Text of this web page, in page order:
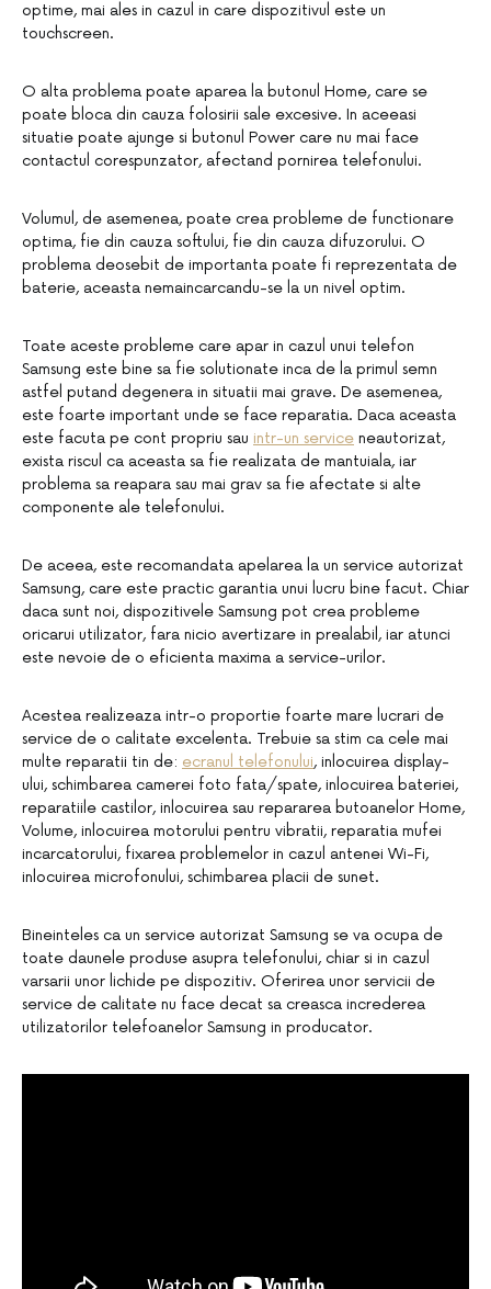
optime, mai ales in cazul in care dispozitivul este un
touchscreen.
O alta problema poate aparea la butonul Home, care se
poate bloca din cauza folosirii sale excesive. In aceeasi
situatie poate ajunge si butonul Power care nu mai face
contactul corespunzator, afectand pornirea telefonului.
Volumul, de asemenea, poate crea probleme de functionare
optima, fie din cauza softului, fie din cauza difuzorului. O
problema deosebit de importanta poate fi reprezentata de
baterie, aceasta nemaincarcandu-se la un nivel optim.
Toate aceste probleme care apar in cazul unui telefon
Samsung este bine sa fie solutionate inca de la primul semn
astfel putand degenera in situatii mai grave. De asemenea,
este foarte important unde se face reparatia. Daca aceasta
este facuta pe cont propriu sau intr-un service neautorizat,
exista riscul ca aceasta sa fie realizata de mantuiala, iar
problema sa reapara sau mai grav sa fie afectate si alte
componente ale telefonului.
De aceea, este recomandata apelarea la un service autorizat
Samsung, care este practic garantia unui lucru bine facut. Chiar
daca sunt noi, dispozitivele Samsung pot crea probleme
oricarui utilizator, fara nicio avertizare in prealabil, iar atunci
este nevoie de o eficienta maxima a service-urilor.
Acestea realizeaza intr-o proportie foarte mare lucrari de
service de o calitate excelenta. Trebuie sa stim ca cele mai
multe reparatii tin de: ecranul telefonului, inlocuirea display-
ului, schimbarea camerei foto fata/spate, inlocuirea bateriei,
reparatiile castilor, inlocuirea sau repararea butoanelor Home,
Volume, inlocuirea motorului pentru vibratii, reparatia mufei
incarcatorului, fixarea problemelor in cazul antenei Wi-Fi,
inlocuirea microfonului, schimbarea placii de sunet.
Bineinteles ca un service autorizat Samsung se va ocupa de
toate daunele produse asupra telefonului, chiar si in cazul
varsarii unor lichide pe dispozitiv. Oferirea unor servicii de
service de calitate nu face decat sa creasca increderea
utilizatorilor telefoanelor Samsung in producator.